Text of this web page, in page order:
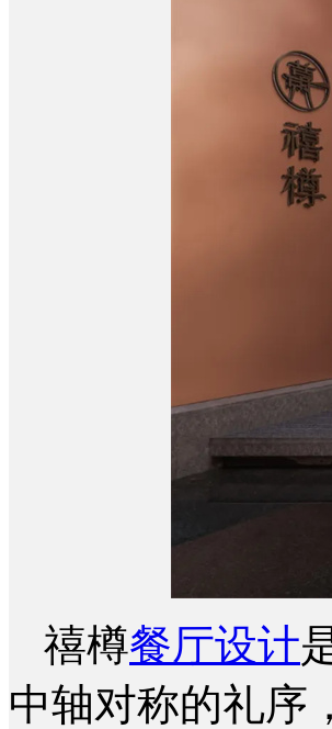
禧樽餐厅设计
中轴对称的礼序